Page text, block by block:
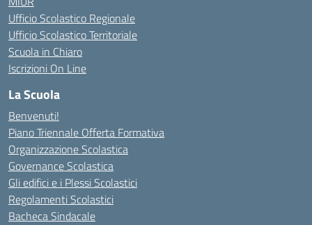
Ufficio Scolastico Regionale
Ufficio Scolastico Territoriale
Scuola in Chiaro
Iscrizioni On Line
La Scuola
Benvenuti!
Piano Triennale Offerta Formativa
Organizzazione Scolastica
Governance Scolastica
Gli edifici e i Plessi Scolastici
Regolamenti Scolastici
Bacheca Sindacale